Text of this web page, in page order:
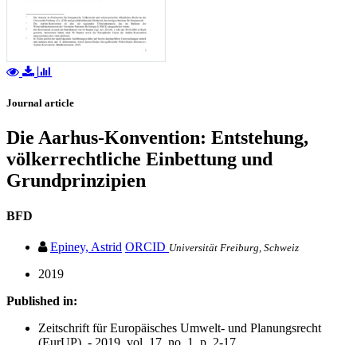
Journal article
Die Aarhus-Konvention: Entstehung,
völkerrechtliche Einbettung und
Grundprinzipien
BFD
Epiney, Astrid ORCID Universität Freiburg, Schweiz
2019
Published in:
Zeitschrift für Europäisches Umwelt- und Planungsrecht
(EurUP). - 2019, vol. 17, no. 1, p. 2-17